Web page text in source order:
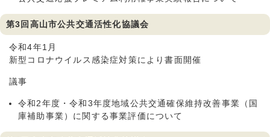
第3回高山市公共交通活性化協議会
令和4年1月
新型コロナウイルス感染症対策により書面開催
議事
令和2年度・令和3年度地域公共交通確保維持改善事業（国
庫補助事業）に関する事業評価について